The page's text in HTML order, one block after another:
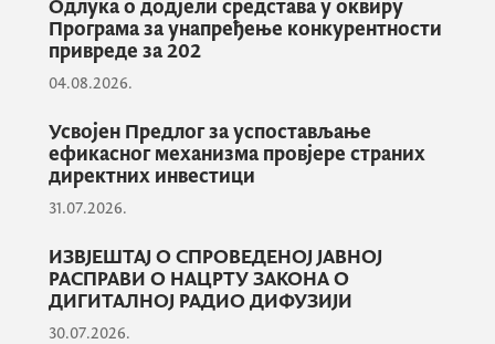
функционисања државних органа или
приватних компанија и унаприједе своја
знања и вјештине.
На Сајму ће имати прилику да се
представи преко 30 органа државне управе
и преко 20 приватних компанија, које
ПР СЛУЖБА
Одлука о додјели средстава у оквиру
Програма за унапређење конкурентности
привреде за 202
04.08.2026.
Усвојен Предлог за успостављање
ефикасног механизма провјере страних
директних инвестици
31.07.2026.
ИЗВЈЕШТАЈ О СПРОВЕДЕНОЈ ЈАВНОЈ
РАСПРАВИ О НАЦРТУ ЗАКОНА О
ДИГИТАЛНОЈ РАДИО ДИФУЗИЈИ
30.07.2026.